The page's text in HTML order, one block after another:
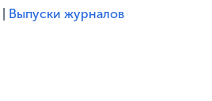
Выпуски журналов